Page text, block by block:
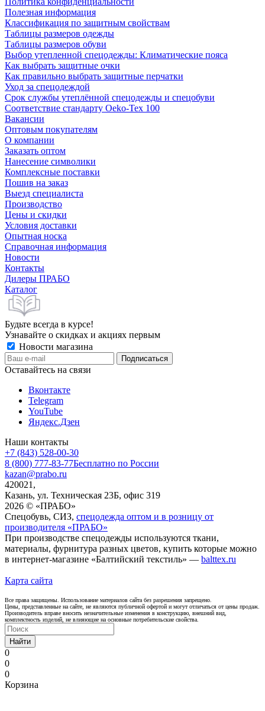
Полезная информация
Классификация по защитным свойствам
Таблицы размеров одежды
Таблицы размеров обуви
Выбор утепленной спецодежды: Климатические пояса
Как выбрать защитные очки
Как правильно выбрать защитные перчатки
Уход за спецодеждой
Срок службы утеплённой спецодежды и спецобуви
Соответствие стандарту Oeko-Tex 100
Вакансии
Оптовым покупателям
О компании
Заказать оптом
Нанесение символики
Комплексные поставки
Пошив на заказ
Выезд специалиста
Производство
Цены и скидки
Условия доставки
Опытная носка
Справочная информация
Новости
Контакты
Дилеры ПРАБО
Каталог
Будьте всегда в курсе!
Узнавайте о скидках и акциях первым
Новости магазина
Оставайтесь на связи
Вконтакте
Telegram
YouTube
Яндекс.Дзен
Наши контакты
+7 (843) 528-00-30
8 (800) 777-83-77Бесплатно по России
kazan@prabo.ru
420021,
Казань, ул. Техническая 23Б, офис 319
2026 © «ПРАБО»
Спецобувь, СИЗ, спецодежда оптом и в розницу от
производителя «ПРАБО»
При производстве спецодежды используются ткани,
материалы, фурнитура разных цветов, купить которые можно
в интернет-магазине «Балтийский текстиль» — balttex.ru
Карта сайта
Все права защищены. Использование материалов сайта без разрешения запрещено.
Цены, представленные на сайте, не являются публичной офертой и могут отличаться от цены продаж.
Производитель вправе вносить незначительные изменения в конструкцию, внешний вид,
комплектность изделий, не влияющие на основные потребительские свойства.
Найти
0
0
0
Корзина